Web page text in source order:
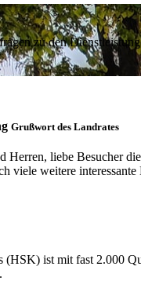
zu den
Grußwort des Landrates
Herren, liebe Besucher
viele weitere interessante
(HSK) ist mit fast 2.000